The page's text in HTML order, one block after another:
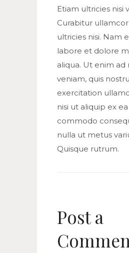
Etiam ultricies nisi
Curabitur
ultricies nisi. Nam
labore et dolore
aliqua. Ut enim ad
veniam, quis
exercitation
nisi ut aliquip ex ea
commodo
nulla ut metus
Quisque rutrum.
Post a